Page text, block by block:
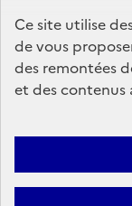
Ce site utilise
de vous
des remontées
et des contenus
data.gouv.fr
service-
Mentions légales
d’utilisation des